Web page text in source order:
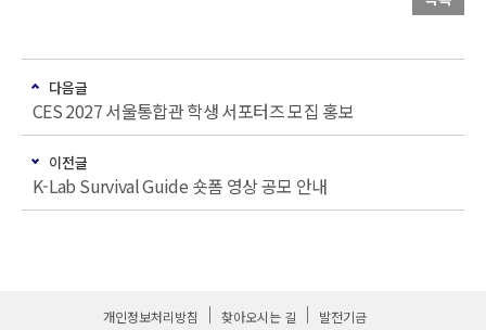
다음글
CES 2027 서울통합관 학생 서포터즈 모집 홍보
이전글
K-Lab Survival Guide 숏폼 영상 공모 안내
개인정보처리방침 찾아오시는 길 발전기금